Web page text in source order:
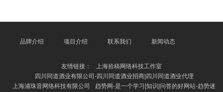
品牌介绍 项目介绍 联系我们 新闻动态
友情链接：
上海拾稿网络科技工作室
四川同道酒业有限公司-四川同道酒业招商|四川同道酒业代理
上海浦珠音网络科技有限公司
趋势网-是一个学习|知识|问答的好网站-趋势迷